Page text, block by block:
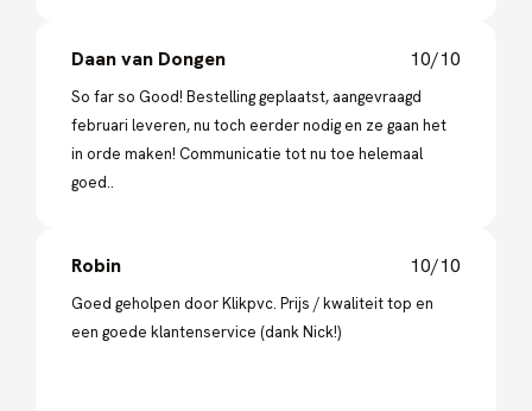
Daan van Dongen 10/10
So far so Good! Bestelling geplaatst, aangevraagd
februari leveren, nu toch eerder nodig en ze gaan het
in orde maken! Communicatie tot nu toe helemaal
goed..
Robin 10/10
Goed geholpen door Klikpvc. Prijs / kwaliteit top en
een goede klantenservice (dank Nick!)